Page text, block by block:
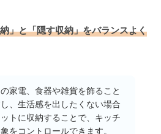
」と「隠す収納」をバランスよく
家電、食器や雑貨を飾ること
、生活感を出したくない場合
トに収納することで、キッチ
をコントロールできます。